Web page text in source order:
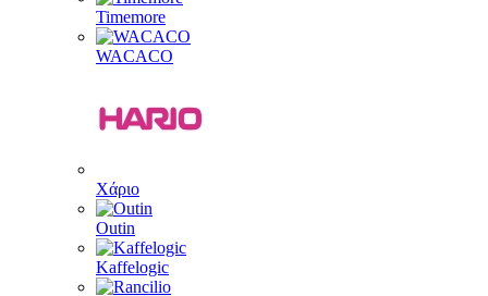
Timemore
WACACO
Χάριο
Outin
Kaffelogic